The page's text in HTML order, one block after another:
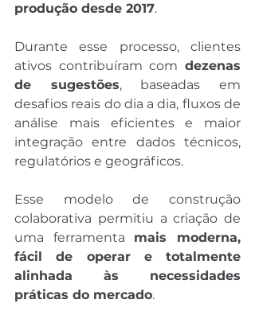
produção desde 2017.
Durante esse processo, clientes
ativos contribuíram com dezenas
de sugestões, baseadas em
desafios reais do dia a dia, fluxos de
análise mais eficientes e maior
integração entre dados técnicos,
regulatórios e geográficos.
Esse modelo de construção
colaborativa permitiu a criação de
uma ferramenta mais moderna,
fácil de operar e totalmente
alinhada às necessidades
práticas do mercado.